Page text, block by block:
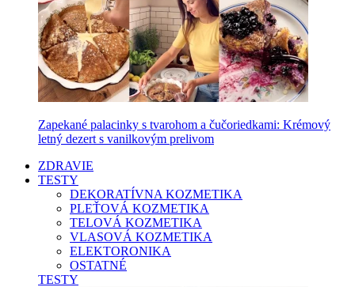
Zapekané palacinky s tvarohom a čučoriedkami: Krémový
letný dezert s vanilkovým prelivom
ZDRAVIE
TESTY
DEKORATÍVNA KOZMETIKA
PLEŤOVÁ KOZMETIKA
TELOVÁ KOZMETIKA
VLASOVÁ KOZMETIKA
ELEKTORONIKA
OSTATNÉ
TESTY